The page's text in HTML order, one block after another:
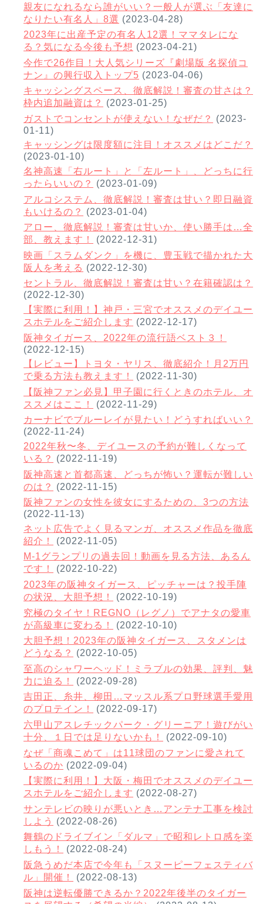
親友になれるなら誰がいい？一般人が選ぶ「友達に
なりたい有名人」8選 (2023-04-28)
2023年に出産予定の有名人12選！ママタレにな
る？気になる今後も予想 (2023-04-21)
今作で26作目！大人気シリーズ『劇場版 名探偵コ
ナン』の興行収入トップ5 (2023-04-06)
キャッシングスペース、徹底解説！審査の甘さは？
枠内追加融資は？
(2023-01-25)
ガストでコンセントが使えない！なぜだ？
(2023-
01-11)
キャッシングは限度額に注目！オススメはどこだ？
(2023-01-10)
名神高速「右ルート」と「左ルート」、どっちに行
ったらいいの？
(2023-01-09)
アルコシステム、徹底解説！審査は甘い？即日融資
もいけるの？
(2023-01-04)
アロー、徹底解説！審査は甘いか、使い勝手は…全
部、教えます！
(2022-12-31)
映画「スラムダンク」を機に、豊玉戦で描かれた大
阪人を考える (2022-12-30)
セントラル、徹底解説！審査は甘い？在籍確認は？
(2022-12-30)
【実際に利用！】神戸・三宮でオススメのデイユー
スホテルをご紹介します (2022-12-17)
阪神タイガース、2022年の流行語ベスト３！
(2022-12-15)
【レビュー】トヨタ・ヤリス、徹底紹介！月2万円
で乗る方法も教えます！
(2022-11-30)
【阪神ファン必見】甲子園に行くときのホテル、オ
ススメはここ！
(2022-11-29)
カーナビでブルーレイが見たい！どうすればいい？
(2022-11-24)
2022年秋〜冬、デイユースの予約が難しくなって
いる？
(2022-11-19)
阪神高速と首都高速、どっちが怖い？運転が難しい
のは？
(2022-11-15)
阪神ファンの女性を彼女にするための、3つの方法
(2022-11-13)
ネット広告でよく見るマンガ、オススメ作品を徹底
紹介！
(2022-11-05)
M-1グランプリの過去回！動画を見る方法、あるん
です！
(2022-10-22)
2023年の阪神タイガース、ピッチャーは？投手陣
の状況、大胆予想！
(2022-10-19)
究極のタイヤ！REGNO（レグノ）でアナタの愛車
が高級車に変わる！
(2022-10-10)
大胆予想！2023年の阪神タイガース、スタメンは
どうなる？
(2022-10-05)
至高のシャワーヘッド！ミラブルの効果、評判、魅
力に迫る！
(2022-09-28)
吉田正、糸井、柳田…マッスル系プロ野球選手愛用
のプロテイン！
(2022-09-17)
六甲山アスレチックパーク・グリーニア！遊びがい
十分、１日では足りないかも！
(2022-09-10)
なぜ「商魂こめて」は11球団のファンに愛されて
いるのか (2022-09-04)
【実際に利用！】大阪・梅田でオススメのデイユー
スホテルをご紹介します (2022-08-27)
サンテレビの映りが悪いとき…アンテナ工事を検討
しよう
(2022-08-26)
舞鶴のドライブイン「ダルマ」で昭和レトロ感を楽
しもう！
(2022-08-24)
阪急うめだ本店で今年も「スヌーピーフェスティバ
ル」開催！
(2022-08-13)
阪神は逆転優勝できるか？2022年後半のタイガー